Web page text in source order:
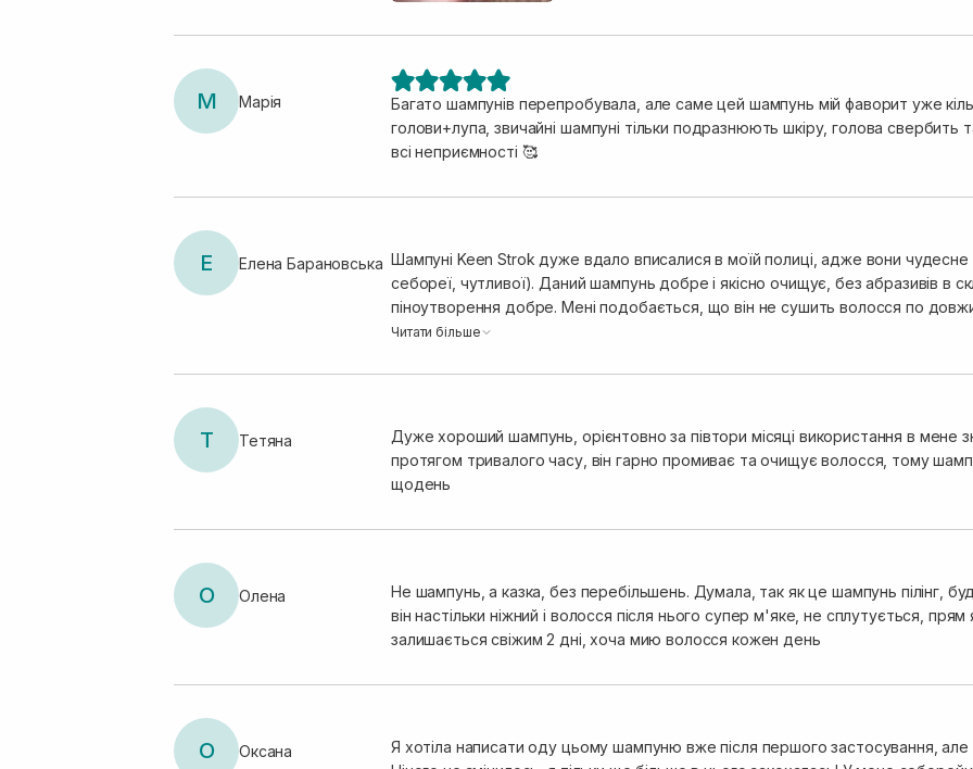
М Марія
Багато шампунів перепробувала, але саме цей шампунь мій фаворит уже
голови+лупа, звичайні шампуні тільки подразнюють шкіру, голова свербить та пече. А з цим шампунем я забула про
всі неприємності 🥰
Е Елена Барановська Шампуні Keen Strok дуже вдало вписалися в моїй полиці, адже вони чудесне
себореї, чутливої). Даний шампунь добре і якісно очищує, без абразивів в
піноутворення добре. Мені подобається, що він не сушить волосся по
той же час добре очищує. Частота миттів в моєму випадку не змінилась,
неприємностей. Користуюсь і я, і чоловік. Буду повторювати через певний
Читати більше
Т Тетяна
Дуже хороший шампунь, орієнтовно за півтори місяці використання в мене
протягом тривалого часу, він гарно промиває та очищує волосся, тому
щодень
О Олена
Не шампунь, а казка, без перебільшень. Думала, так як це шампунь пілінг,
він настільки ніжний і волосся після нього супер м'яке, не сплутується,
залишається свіжим 2 дні, хоча мию волосся кожен день
О Оксана
Я хотіла написати оду цьому шампуню вже після першого застосування,